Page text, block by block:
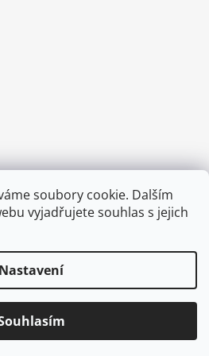
soubory cookie. Dalším
vyjadřujete souhlas s jejich
Nastavení
- pátek)
Nice Cosmetics. Všechna práva
nastavení cookies